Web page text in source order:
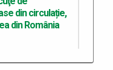
din circulație,
din România
și